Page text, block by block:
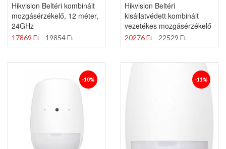
Hikvision Beltéri kombinált
mozgásérzékelő, 12 méter,
24GHz
17869 Ft 19854 Ft
Hikvision Beltéri
kisállatvédett kombinált
vezetékes mozgásérzékelő
20276 Ft 22529 Ft
-10% -11%